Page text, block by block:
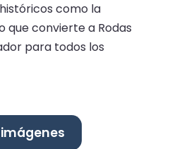
como la
que convierte a Rodas
para todos los